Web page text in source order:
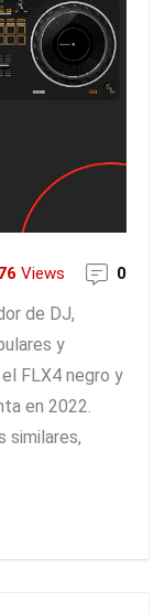
Views 0
de DJ,
y
FLX4 negro y
en 2022.
similares,